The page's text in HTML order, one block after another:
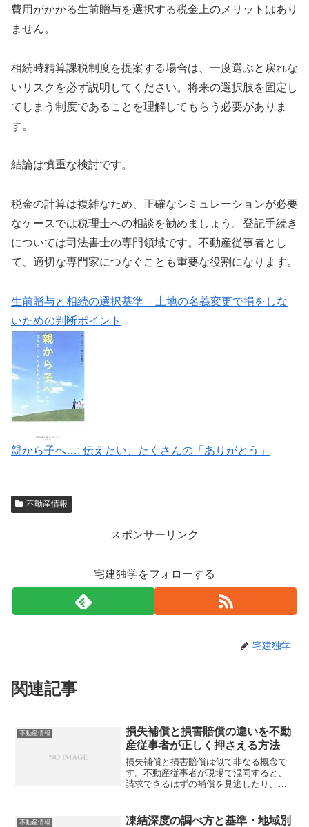
費用がかかる生前贈与を選択する税金上のメリットはあり
ません。
相続時精算課税制度を提案する場合は、一度選ぶと戻れな
いリスクを必ず説明してください。将来の選択肢を固定し
てしまう制度であることを理解してもらう必要がありま
す。
結論は慎重な検討です。
税金の計算は複雑なため、正確なシミュレーションが必要
なケースでは税理士への相談を勧めましょう。登記手続き
については司法書士の専門領域です。不動産従事者とし
て、適切な専門家につなぐことも重要な役割になります。
生前贈与と相続の選択基準 – 土地の名義変更で損をしな
いための判断ポイント
親から子へ…: 伝えたい、たくさんの「ありがとう」
不動産情報
スポンサーリンク
宅建独学をフォローする
宅建独学
関連記事
不動産情報
損失補償と損害賠償の違いを不動
産従事者が正しく押さえる方法
損失補償と損害賠償は似て非なる概念で
す。不動産従事者が現場で混同すると、
請求できるはずの補償を見逃したり、法
不動産情報
凍結深度の調べ方と基準・地域別